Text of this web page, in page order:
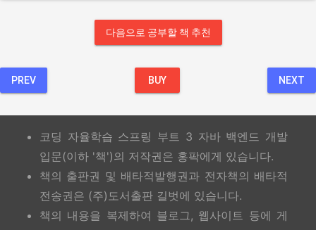
다음으로 공부할 책 추천
PREV BUY NEXT
코딩 자율학습 스프링 부트 3 자바 백엔드 개발
입문(이하 '책')의 저작권은 홍팍에게 있습니다.
책의 출판권 및 배타적발행권과 전자책의 배타적
전송권은 (주)도서출판 길벗에 있습니다.
책의 내용을 복제하여 블로그, 웹사이트 등에 게